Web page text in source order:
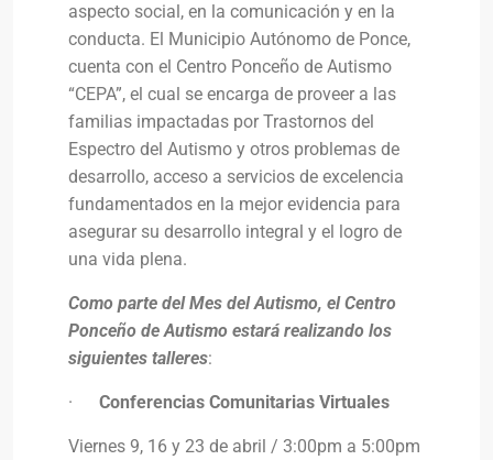
aspecto social, en la comunicación y en la
conducta. El Municipio Autónomo de Ponce,
cuenta con el Centro Ponceño de Autismo
“CEPA”, el cual se encarga de proveer a las
familias impactadas por Trastornos del
Espectro del Autismo y otros problemas de
desarrollo, acceso a servicios de excelencia
fundamentados en la mejor evidencia para
asegurar su desarrollo integral y el logro de
una vida plena.
Como parte del Mes del Autismo, el Centro
Ponceño de Autismo estará realizando los
siguientes talleres:
· Conferencias Comunitarias Virtuales
Viernes 9, 16 y 23 de abril / 3:00pm a 5:00pm